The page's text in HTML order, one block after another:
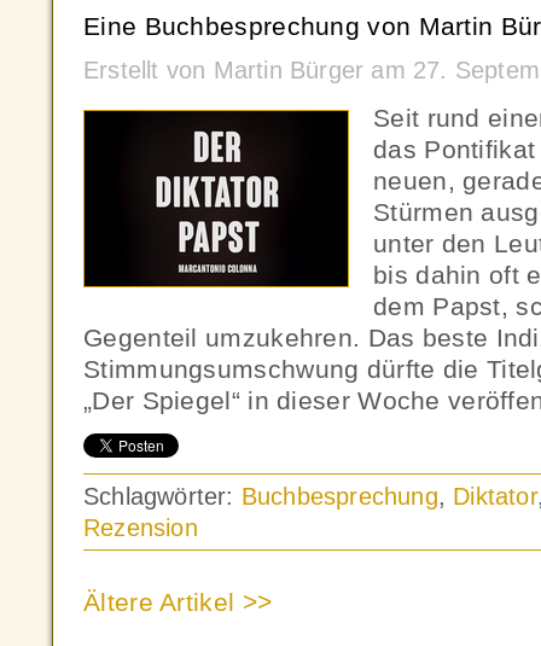
Eine Buchbesprechung von Martin
Erstellt von Martin Bürger am 27.
Seit rund
das
neuen,
Stürmen
unter den
bis dahin oft
dem Papst,
Gegenteil umzukehren. Das beste
Stimmungsumschwung dürfte die
„Der Spiegel“ in dieser Woche
Schlagwörter: Buchbesprechung, Diktator
Rezension
Ältere Artikel >>